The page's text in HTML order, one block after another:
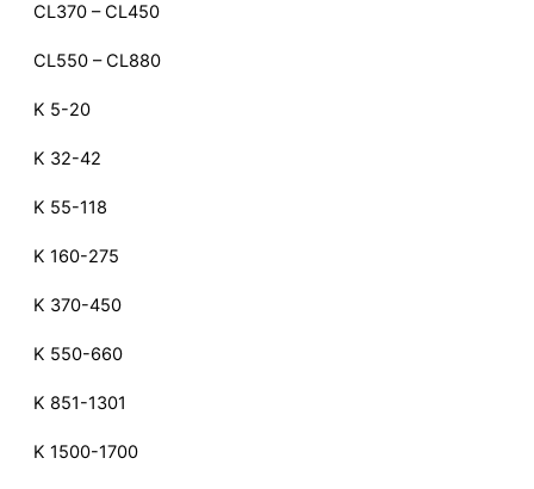
CL370 – CL450
CL550 – CL880
K 5-20
K 32-42
K 55-118
K 160-275
K 370-450
K 550-660
K 851-1301
K 1500-1700